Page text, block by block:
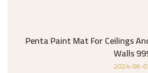
Penta Paint Mat For Ceilings
Walls
2024-06-